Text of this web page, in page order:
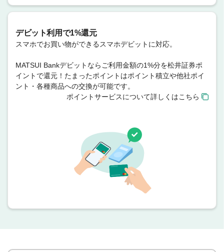
デビット利用で1%還元
スマホでお買い物ができるスマホデビットに対応。
MATSUI Bankデビットならご利用金額の1%分を松井証券ポ
イントで還元！たまったポイントはポイント積立や他社ポイ
ント・各種商品への交換が可能です。
ポイントサービスについて詳しくはこちら